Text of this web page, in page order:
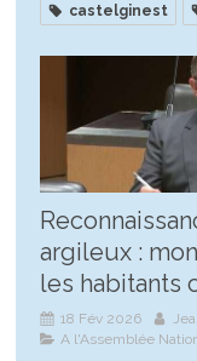
castelginest
argileux :
les habitants
18 Fév 2026
A l'Assemblée